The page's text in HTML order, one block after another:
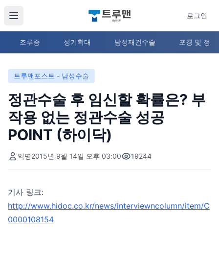
로그인
조루증 성기확대 남성재건수술 포경 및 정관
트루맨포스트 - 남성수술
정관수술 후 임신할 확률은? 부
작용 없는 정관수술 성공
POINT (하이닥)
익명2015년 9월 14일 오후 03:00 19244
기사 링크:
http://www.hidoc.co.kr/news/interviewncolumn/item/C
0000108154